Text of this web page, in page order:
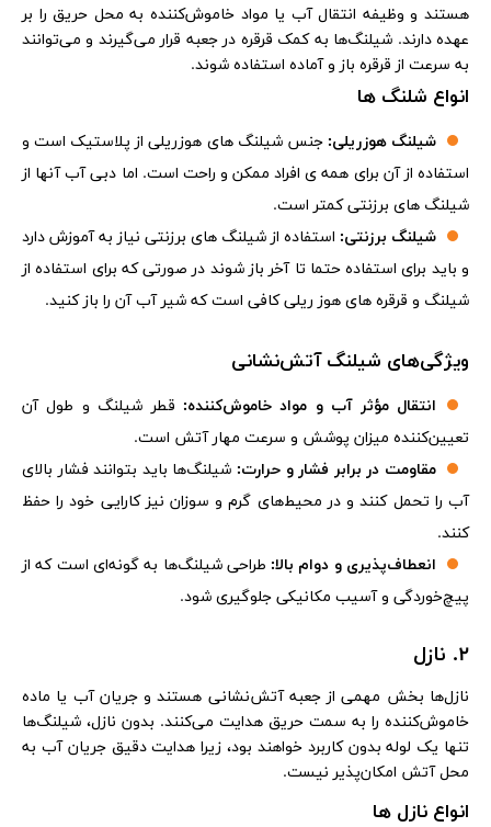
هستند و وظیفه انتقال آب یا مواد خاموش‌کننده به محل حریق را بر
عهده دارند. شیلنگ‌ها به کمک قرقره در جعبه قرار می‌گیرند و می‌توانند
به سرعت از قرقره باز و آماده استفاده شوند.
انواع شلنگ ها
شیلنگ هوزریلی:جنس شیلنگ های هوزریلی از پلاستیک است و
استفاده از آن برای همه ی افراد ممکن و راحت است. اما دبی آب آنها از
شیلنگ های برزنتی کمتر است.
شیلنگ برزنتی: استفاده از شیلنگ های برزنتی نیاز به آموزش دارد
و باید برای استفاده حتما تا آخر باز شوند در صورتی که برای استفاده از
شیلنگ و قرقره های هوز ریلی کافی است که شیر آب آن را باز کنید.
ویژگی‌های شیلنگ آتش‌نشانی
انتقال مؤثر آب و مواد خاموش‌کننده: قطر شیلنگ و طول آن
تعیین‌کننده میزان پوشش و سرعت مهار آتش است.
مقاومت در برابر فشار و حرارت: شیلنگ‌ها باید بتوانند فشار بالای
آب را تحمل کنند و در محیط‌های گرم و سوزان نیز کارایی خود را حفظ
کنند.
انعطاف‌پذیری و دوام بالا: طراحی شیلنگ‌ها به گونه‌ای است که از
پیچ‌خوردگی و آسیب مکانیکی جلوگیری شود.
2. نازل
نازل‌ها بخش مهمی از جعبه آتش‌نشانی هستند و جریان آب یا ماده
خاموش‌کننده را به سمت حریق هدایت می‌کنند. بدون نازل، شیلنگ‌ها
تنها یک لوله بدون کاربرد خواهند بود، زیرا هدایت دقیق جریان آب به
محل آتش امکان‌پذیر نیست.
انواع نازل ها